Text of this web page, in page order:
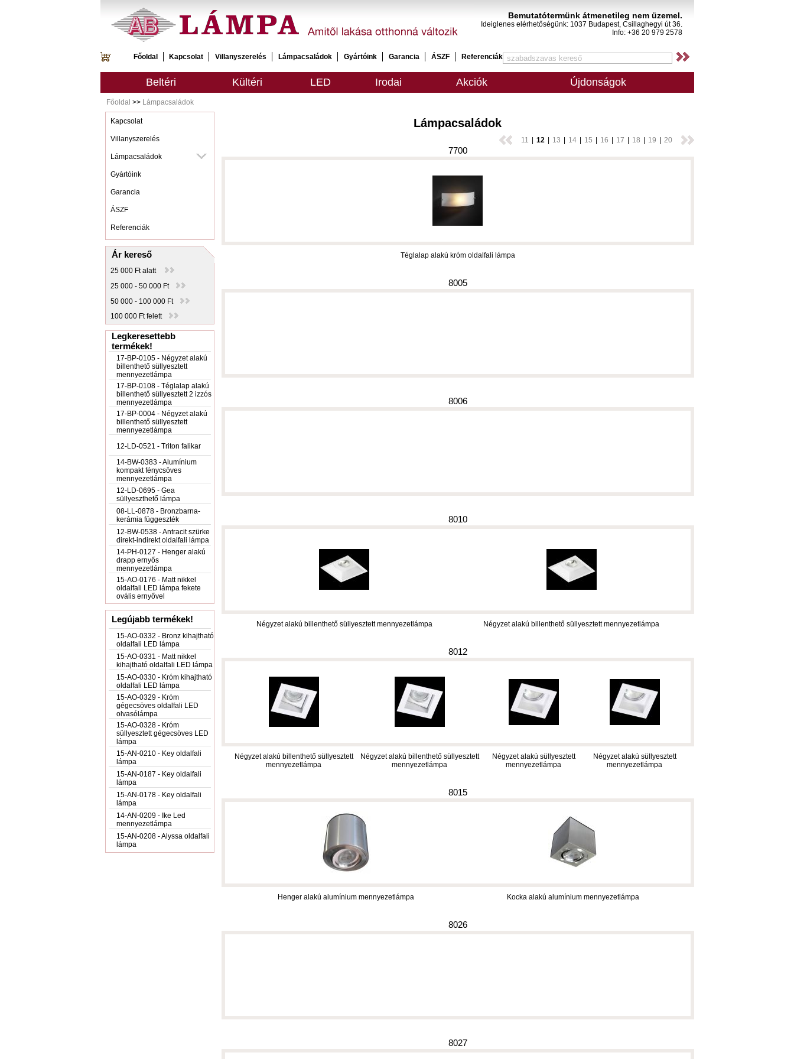
Bemutatótermünk átmenetileg nem üzemel.
Ideiglenes elérhetőségünk: 1037 Budapest, Csillaghegyi út 36.
Info: +36 20 979 2578
Főoldal Kapcsolat Villanyszerelés Lámpacsaládok Gyártóink Garancia ÁSZF Referenciák
Beltéri Kültéri LED Irodai Akciók Újdonságok
Főoldal >> Lámpacsaládok
Kapcsolat
Villanyszerelés
Lámpacsaládok
Gyártóink
Garancia
ÁSZF
Referenciák
Ár kereső
25 000 Ft alatt
25 000 - 50 000 Ft
50 000 - 100 000 Ft
100 000 Ft felett
Legkeresettebb
termékek!
17-BP-0105 - Négyzet alakú
billenthető süllyesztett
mennyezetlámpa
17-BP-0108 - Téglalap alakú
billenthető süllyesztett 2 izzós
mennyezetlámpa
17-BP-0004 - Négyzet alakú
billenthető süllyesztett
mennyezetlámpa
12-LD-0521 - Triton falikar
14-BW-0383 - Alumínium
kompakt fénycsöves
mennyezetlámpa
12-LD-0695 - Gea
süllyeszthető lámpa
08-LL-0878 - Bronzbarna-
kerámia függeszték
12-BW-0538 - Antracit szürke
direkt-indirekt oldalfali lámpa
14-PH-0127 - Henger alakú
drapp ernyős
mennyezetlámpa
15-AO-0176 - Matt nikkel
oldalfali LED lámpa fekete
ovális ernyővel
Legújabb termékek!
15-AO-0332 - Bronz kihajtható
oldalfali LED lámpa
15-AO-0331 - Matt nikkel
kihajtható oldalfali LED lámpa
15-AO-0330 - Króm kihajtható
oldalfali LED lámpa
15-AO-0329 - Króm
gégecsöves oldalfali LED
olvasólámpa
15-AO-0328 - Króm
süllyesztett gégecsöves LED
lámpa
15-AN-0210 - Key oldalfali
lámpa
15-AN-0187 - Key oldalfali
lámpa
15-AN-0178 - Key oldalfali
lámpa
14-AN-0209 - Ike Led
mennyezetlámpa
15-AN-0208 - Alyssa oldalfali
lámpa
Lámpacsaládok
11 12 13 14 15 16 17 18 19 20
7700
Téglalap alakú króm oldalfali lámpa
8005
8006
8010
Négyzet alakú billenthető süllyesztett mennyezetlámpa Négyzet alakú billenthető süllyesztett mennyezetlámpa
8012
Négyzet alakú billenthető süllyesztett
mennyezetlámpa
Négyzet alakú billenthető süllyesztett
mennyezetlámpa
Négyzet alakú süllyesztett
mennyezetlámpa
Négyzet alakú süllyesztett
mennyezetlámpa
8015
Henger alakú alumínium mennyezetlámpa Kocka alakú alumínium mennyezetlámpa
8026
8027